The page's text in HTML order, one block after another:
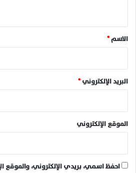
*
الاسم*
البريد الإلكتروني*
الموقع الإلكتروني
احفظ اسمي، بريدي الإلكتروني، والموقع